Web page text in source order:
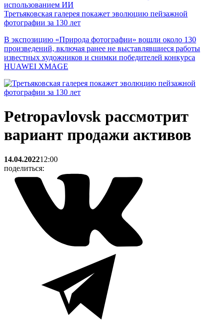
Третьяковская галерея покажет эволюцию пейзажной
фотографии за 130 лет
В экспозицию «Природа фотографии» вошли около 130
произведений, включая ранее не выставлявшиеся работы
известных художников и снимки победителей конкурса
HUAWEI XMAGE
Petropavlovsk рассмотрит
вариант продажи активов
14.04.202212:00
поделиться: